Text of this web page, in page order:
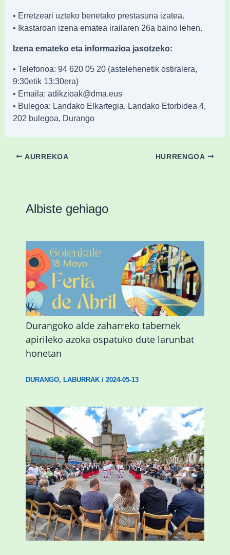
• Erretzeari uzteko benetako prestasuna izatea.
• Ikastaroan izena ematea irailaren 26a baino lehen.
Izena emateko eta informazioa jasotzeko:
• Telefonoa: 94 620 05 20 (astelehenetik ostiralera,
9:30etik 13:30era)
• Emaila: adikzioak@dma.eus
• Bulegoa: Landako Elkartegia, Landako Etorbidea 4,
202 bulegoa, Durango
AURREKOA HURRENGOA
Albiste gehiago
Durangoko alde zaharreko tabernek
apirileko azoka ospatuko dute larunbat
honetan
DURANGO, LABURRAK/ 2024-05-13
Abadiñok doako autobus bat pleitatuko
du San Trokaz jaietarako
LABURRAK/2024-05-15